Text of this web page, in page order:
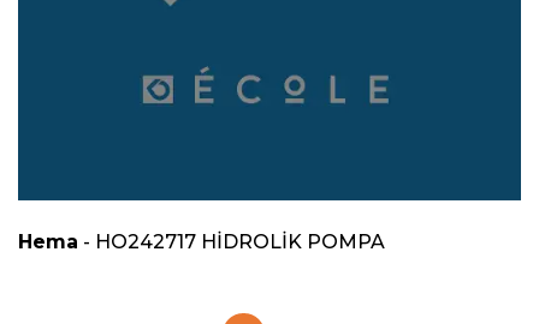
Hema - HO242717 HİDROLİK POMPA